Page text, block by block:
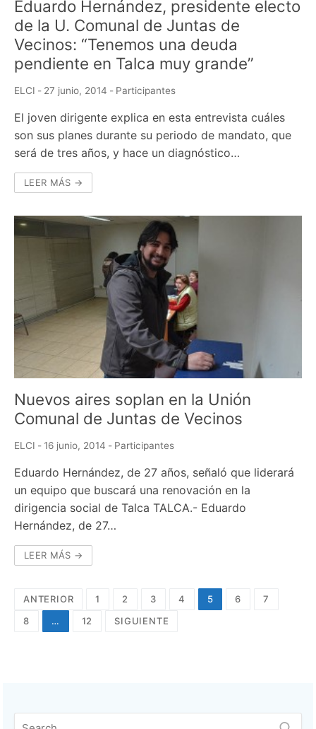
Eduardo Hernández, presidente electo
de la U. Comunal de Juntas de
Vecinos: “Tenemos una deuda
pendiente en Talca muy grande”
ELCI - 27 junio, 2014 - Participantes
El joven dirigente explica en esta entrevista cuáles
son sus planes durante su periodo de mandato, que
será de tres años, y hace un diagnóstico…
LEER MÁS →
Nuevos aires soplan en la Unión
Comunal de Juntas de Vecinos
ELCI - 16 junio, 2014 - Participantes
Eduardo Hernández, de 27 años, señaló que liderará
un equipo que buscará una renovación en la
dirigencia social de Talca TALCA.- Eduardo
Hernández, de 27…
LEER MÁS →
Navegación
de
ANTERIOR 1 2 3 4 5 6
7
8
… 12 SIGUIENTE